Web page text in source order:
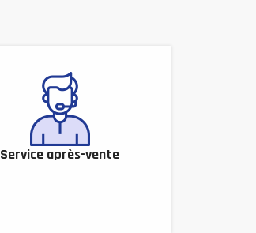
Service après-vente